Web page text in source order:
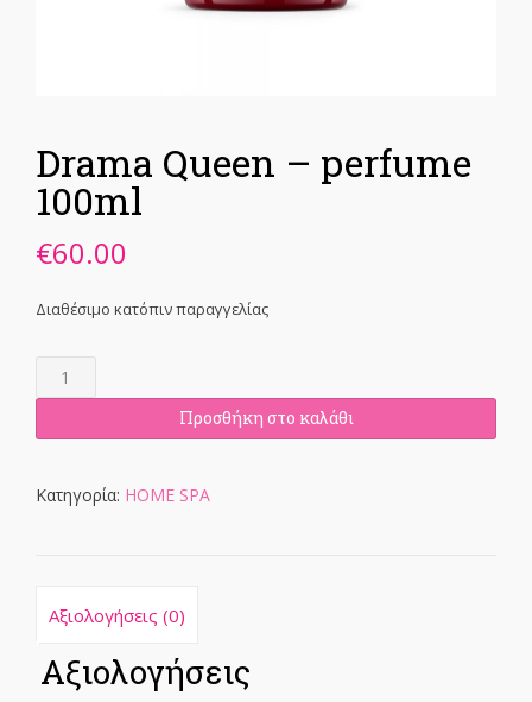
Drama Queen – perfume
100ml
€60.00
Διαθέσιμο κατόπιν παραγγελίας
Drama
Queen
perfume
ποσότητα
Προσθήκη στο καλάθι
Κατηγορία: HOME SPA
Αξιολογήσεις (0)
Αξιολογήσεις